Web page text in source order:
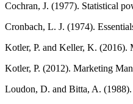
Cochran, J. (1977). Statistical
Cronbach, L. J. (1974).
Kotler, P. and Keller, K. (2016).
Kotler, P. (2012). Marketing
Loudon, D. and Bitta, A.